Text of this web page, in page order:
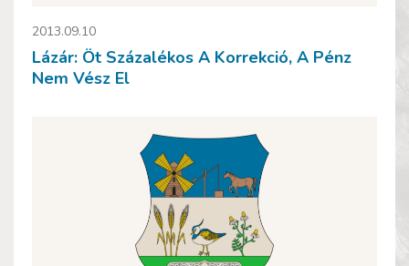
2013.09.10
Lázár: Öt Százalékos A Korrekció, A Pénz
Nem Vész El